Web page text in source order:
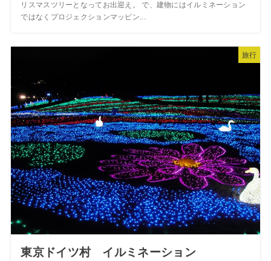
リスマスツリーとなってお出迎え。 で、建物にはイルミネーション
ではなくプロジェクションマッピン...
旅行
東京ドイツ村 イルミネーション